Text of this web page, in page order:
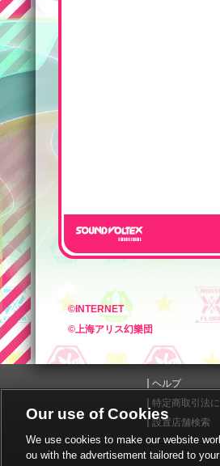
©INTERNET
©上海アリス幻樂団
ヘルプ
特定商取引法
設置店舗検索
Our use of Cookies
We use cookies to make our website
ou with the advertisement tailored to